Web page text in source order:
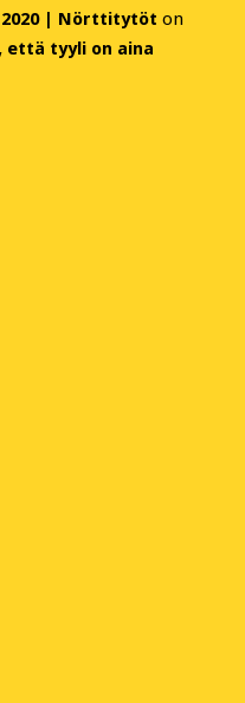
| Nörttitytöt on
tyyli on aina